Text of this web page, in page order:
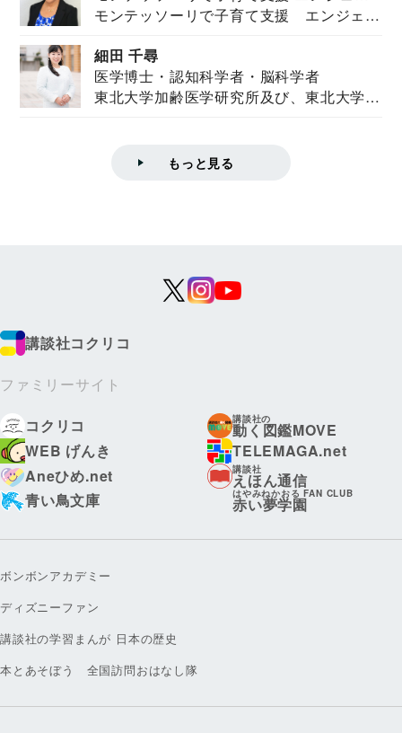
ズハウス研究所所長
モンテッソーリで子育て支援 エンジェル
細田 千尋
医学博士・認知科学者・脳科学者
東北大学加齢医学研究所及び、東北大学大
もっと見る
講談社コクリコ
ファミリーサイト
コクリコ
講談社の
動く図鑑MOVE
WEB げんき
TELEMAGA.net
Aneひめ.net
講談社
えほん通信
青い鳥文庫
はやみねかおる FAN CLUB
赤い夢学園
ボンボンアカデミー
ディズニーファン
講談社の学習まんが 日本の歴史
本とあそぼう 全国訪問おはなし隊